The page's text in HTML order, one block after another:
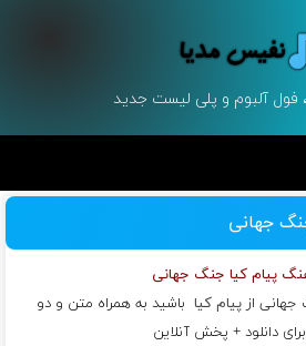
فول آلبوم و پلی لیست جدید
جهانی
پیام کیا جنگ جهانی
جهانی ازپیام کیا باشید به همراه متن و دو
دانلود + پخش آنلاین